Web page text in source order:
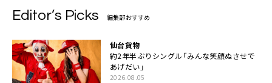
Editor’s Picks 編集部おすすめ
仙台貨物
約2年半ぶりシングル「みんな笑顔ぬさせで
あげだい」
2026.08.05